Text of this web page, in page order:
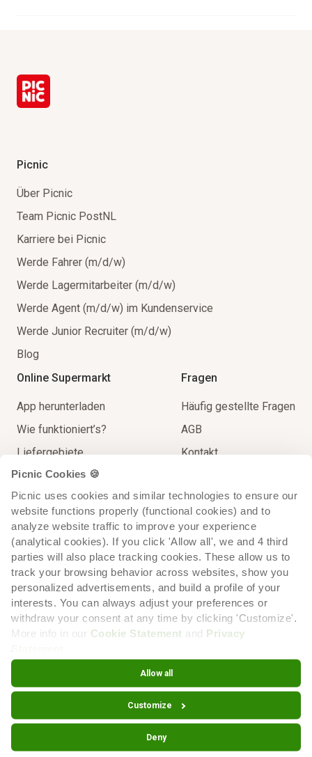
Picnic Cookies 🍪
Picnic uses cookies and similar technologies to ensure our
website functions properly (functional cookies) and to
analyze website traffic to improve your experience
(analytical cookies). If you click 'Allow all', we and 4 third
parties will also place tracking cookies. These allow us to
track your browsing behavior across websites, show you
personalized advertisements, and build a profile of your
interests. You can always adjust your preferences or
withdraw your consent at any time by clicking 'Customize'.
More info in our Cookie Statement and Privacy
Statement
Allow all
Customize
Deny
Picnic
Über Picnic
Team Picnic PostNL
Karriere bei Picnic
Werde Fahrer (m/d/w)
Werde Lagermitarbeiter (m/d/w)
Werde Agent (m/d/w) im Kundenservice
Werde Junior Recruiter (m/d/w)
Blog
Online Supermarkt
App herunterladen
Wie funktioniert’s?
Liefergebiete
Unser Sortiment
Lieferung
Extra Service
Fragen
Häufig gestellte Fragen
AGB
Kontakt
Spielregeln
Einstellungen
© 2026 Picnic